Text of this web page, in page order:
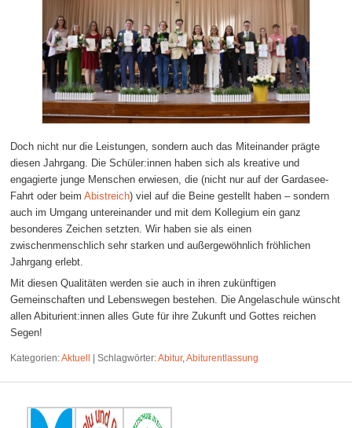
Doch nicht nur die Leistungen, sondern auch das Miteinander prägte
diesen Jahrgang. Die Schüler:innen haben sich als kreative und
engagierte junge Menschen erwiesen, die (nicht nur auf der Gardasee-
Fahrt oder beimAbistreich) viel auf die Beine gestellt haben – sondern
auch im Umgang untereinander und mit dem Kollegium ein ganz
besonderes Zeichen setzten. Wir haben sie als einen
zwischenmenschlich sehr starken und außergewöhnlich fröhlichen
Jahrgang erlebt.
Mit diesen Qualitäten werden sie auch in ihren zukünftigen
Gemeinschaften und Lebenswegen bestehen. Die Angelaschule wünscht
allen Abiturient:innen alles Gute für ihre Zukunft und Gottes reichen
Segen!
Kategorien:Aktuell |Schlagwörter:Abitur,Abiturentlassung